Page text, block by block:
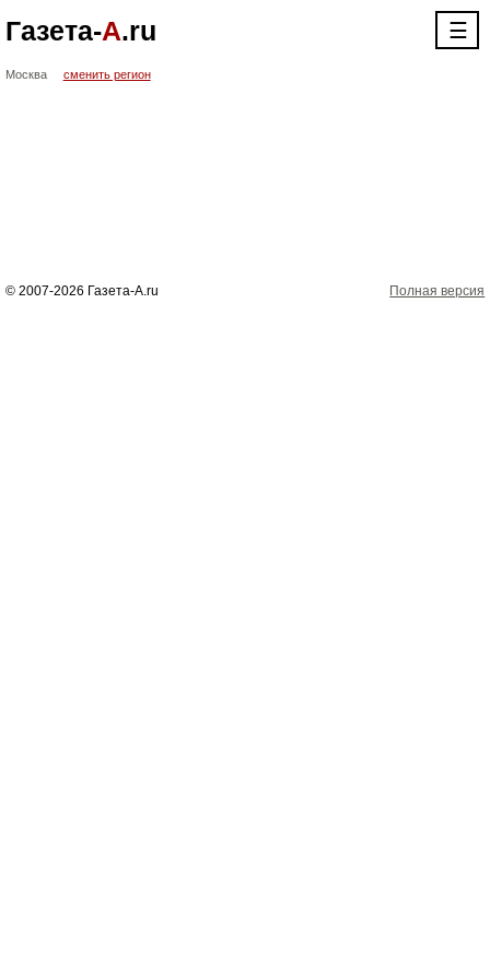
Газета-А.ru ☰
Москва сменить регион
© 2007-2026 Газета-А.ru Полная версия